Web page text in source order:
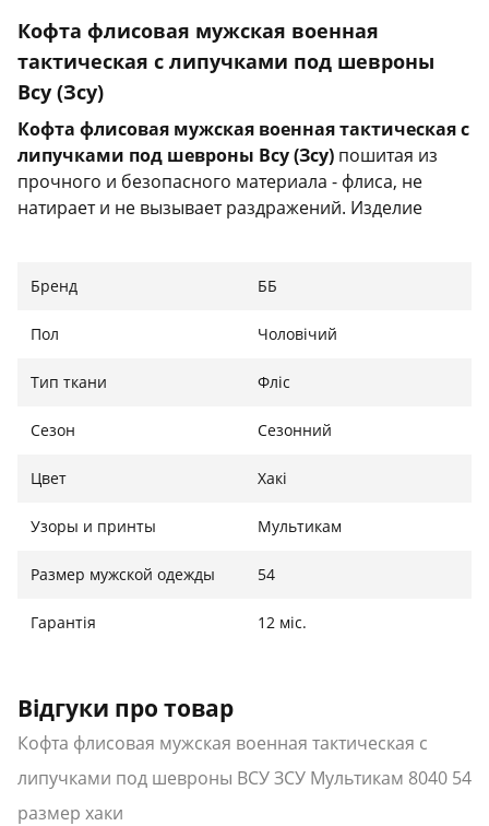
Кофта флисовая мужская военная
тактическая с липучками под шевроны
Всу (Зсу)
Кофта флисовая мужская военная тактическая с
липучками под шевроны Всу (Зсу) пошитая из
прочного и безопасного материала - флиса, не
натирает и не вызывает раздражений. Изделие
Тип: кофта тактическая
Материал: флис
Липучки под шевроны
размер
Украина
46 44-46 см
50
48-50 см
52
50-52 см 54 см
75 см
54
52-54 см 56 см
76 см
Бренд ББ
Пол Чоловічий
Тип ткани Фліс
Сезон Сезонний
Цвет Хакі
Узоры и принты Мультикам
Размер мужской одежды 54
Гарантія 12 міс.
Відгуки про товар
Кофта флисовая мужская военная тактическая с
липучками под шевроны ВСУ ЗСУ Мультикам 8040 54
размер хаки